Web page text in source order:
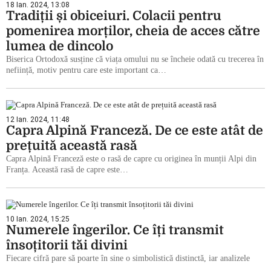
18 Ian. 2024, 13:08
Tradiții și obiceiuri. Colacii pentru
pomenirea morților, cheia de acces către
lumea de dincolo
Biserica Ortodoxă susține că viața omului nu se încheie odată cu trecerea în
neființă, motiv pentru care este important ca…
12 Ian. 2024, 11:48
Capra Alpină Franceză. De ce este atât de
prețuită această rasă
Capra Alpină Franceză este o rasă de capre cu originea în munții Alpi din
Franța. Această rasă de capre este…
10 Ian. 2024, 15:25
Numerele îngerilor. Ce îți transmit
însoțitorii tăi divini
Fiecare cifră pare să poarte în sine o simbolistică distinctă, iar analizele